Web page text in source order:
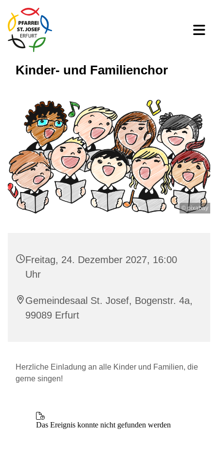
Kinder- und Familienchor
© pixabay
Freitag, 24. Dezember 2027, 16:00
Uhr
Gemeindesaal St. Josef, Bogenstr. 4a,
99089 Erfurt
Herzliche Einladung an alle Kinder und Familien, die
gerne singen!